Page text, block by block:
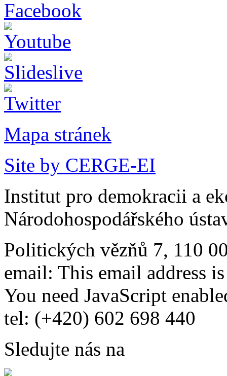
Mapa stránek
Site by CERGE-EI
Institut pro demokracii a
Národohospodářského
Politických vězňů 7, 110
email: This email address
You need JavaScript
tel: (+420) 602 698 440
Sledujte nás na